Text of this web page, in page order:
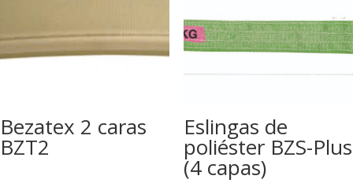
Bezatex 2 caras
BZT2
Eslingas de
poliéster BZS-Plus
(4 capas)